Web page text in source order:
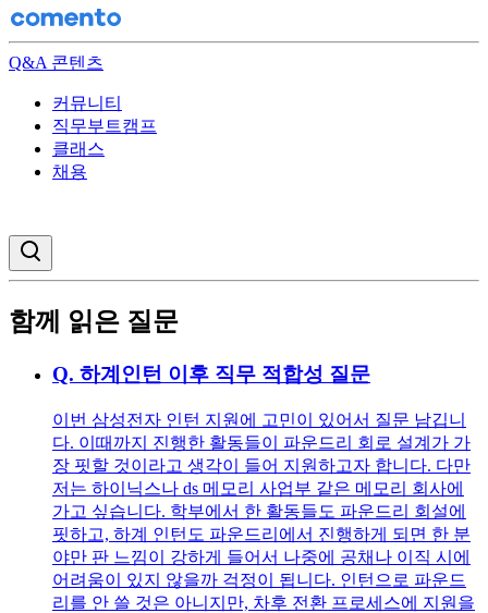
Q&A 콘텐츠
커뮤니티
직무부트캠프
클래스
채용
함께 읽은 질문
Q. 하계인턴 이후 직무 적합성 질문
이번 삼성전자 인턴 지원에 고민이 있어서 질문 남깁니
다. 이때까지 진행한 활동들이 파운드리 회로 설계가 가
장 핏할 것이라고 생각이 들어 지원하고자 합니다. 다만
저는 하이닉스나 ds 메모리 사업부 같은 메모리 회사에
가고 싶습니다. 학부에서 한 활동들도 파운드리 회설에
핏하고, 하계 인턴도 파운드리에서 진행하게 되면 한 분
야만 판 느낌이 강하게 들어서 나중에 공채나 이직 시에
어려움이 있지 않을까 걱정이 됩니다. 인턴으로 파운드
리를 안 쓸 것은 아니지만, 차후 전환 프로세스에 지원을